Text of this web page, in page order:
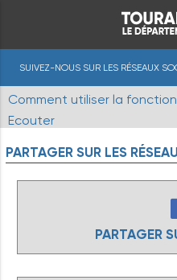
SUIVEZ-NOUS SUR LES RÉSEAUX
Comment utiliser la
Ecouter
PARTAGER SUR LES
PARTAGER